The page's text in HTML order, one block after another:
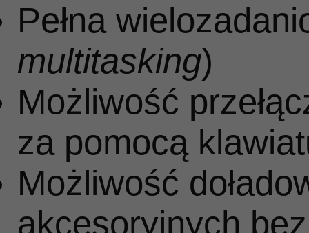
Pełna
multitasking)
Możliwość
za pomocą
Możliwość
akcesoryjnych